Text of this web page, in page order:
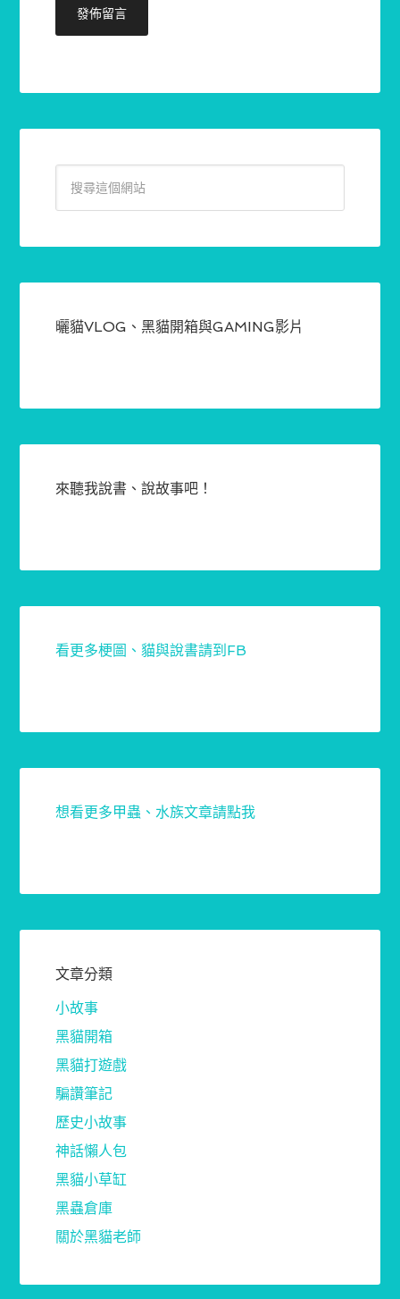
曬貓VLOG、黑貓開箱與GAMING影片
來聽我說書、說故事吧！
看更多梗圖、貓與說書請到FB
想看更多甲蟲、水族文章請點我
文章分類
小故事
黑貓開箱
黑貓打遊戲
騙讚筆記
歷史小故事
神話懶人包
黑貓小草缸
黑蟲倉庫
關於黑貓老師